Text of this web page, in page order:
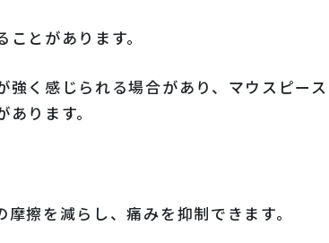
とがあります。
く感じられる場合があり、マウスピース
ります。
擦を減らし、痛みを抑制できます。